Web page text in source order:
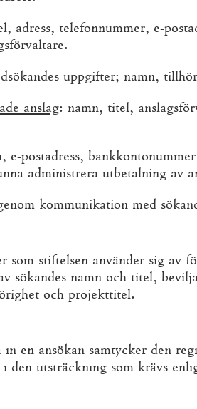
adress, telefonnummer, e-
uppgifter; namn,
anslag: namn, titel,
e-postadress,
administrera utbetalning av
kommunikation med
som stiftelsen använder sig av
sökandes namn och titel,
och projekttitel.
en ansökan samtycker den
den utsträckning som krävs